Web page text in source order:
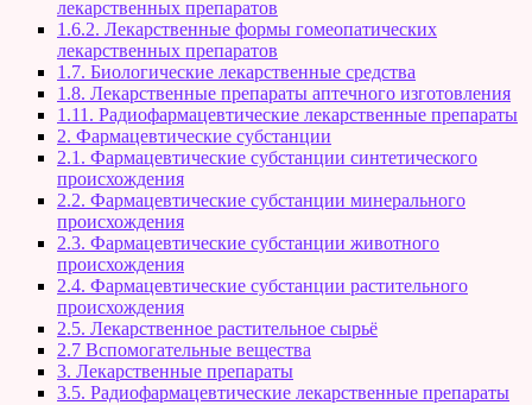
лекарственных препаратов
1.6.2. Лекарственные формы гомеопатических
лекарственных препаратов
1.7. Биологические лекарственные средства
1.8. Лекарственные препараты аптечного изготовления
1.11. Радиофармацевтические лекарственные препараты
2. Фармацевтические субстанции
2.1. Фармацевтические субстанции синтетического
происхождения
2.2. Фармацевтические субстанции минерального
происхождения
2.3. Фармацевтические субстанции животного
происхождения
2.4. Фармацевтические субстанции растительного
происхождения
2.5. Лекарственное растительное сырьё
2.7 Вспомогательные вещества
3. Лекарственные препараты
3.5. Радиофармацевтические лекарственные препараты